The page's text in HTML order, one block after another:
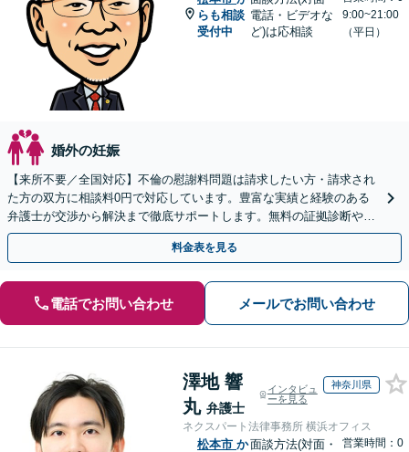
らも相談
受付中
電話・ビデオな
ど)は応相談
9:00~21:00
（平日）
婚外の妊娠
【来所不要／全国対応】不倫の慰謝料問題は請求したい方・請求され
た方の双方に相談料0円で対応しています。豊富な実績と経験のある
弁護士が交渉から解決まで徹底サポートします。無料の証拠診断や着
手金の返還保証もありますので安心してご相談ください。
料金表を見る
電話でお問い合わせ メールでお問い合わせ
澤地 響
丸 弁護士
インタビュ
ーを見る
神奈川県
ネクスパート法律事務所 横浜オフィス
松本市 か面談方法(対面・
営業時間：0